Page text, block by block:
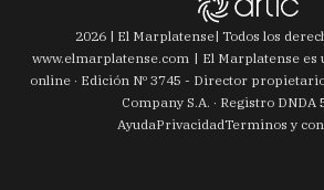
2026| El Marplatense| Todos los
www.elmarplatense.com
El Marplatense
online · Edición Nº 3745 - Director
Company S.A. · Registro DNDA
AyudaPrivacidadTerminos y